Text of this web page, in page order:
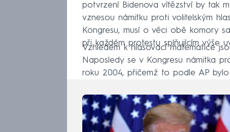
potvrzení Bidenova vítězství by tak
vznesou námitku proti volitelským
Kongresu, musí o věci obě komory
při každém protestu splňujícím výše
Vzhledem k hlasovací matematice
Naposledy se v Kongresu námitka
roku 2004, přičemž to podle AP